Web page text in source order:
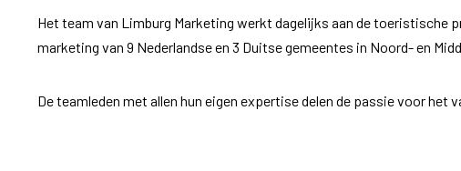
Het team van Limburg Marketing werkt dagelijks aan de toeristische
marketing van 9 Nederlandse en 3 Duitse gemeentes in Noord- en
De teamleden met allen hun eigen expertise delen de passie voor het